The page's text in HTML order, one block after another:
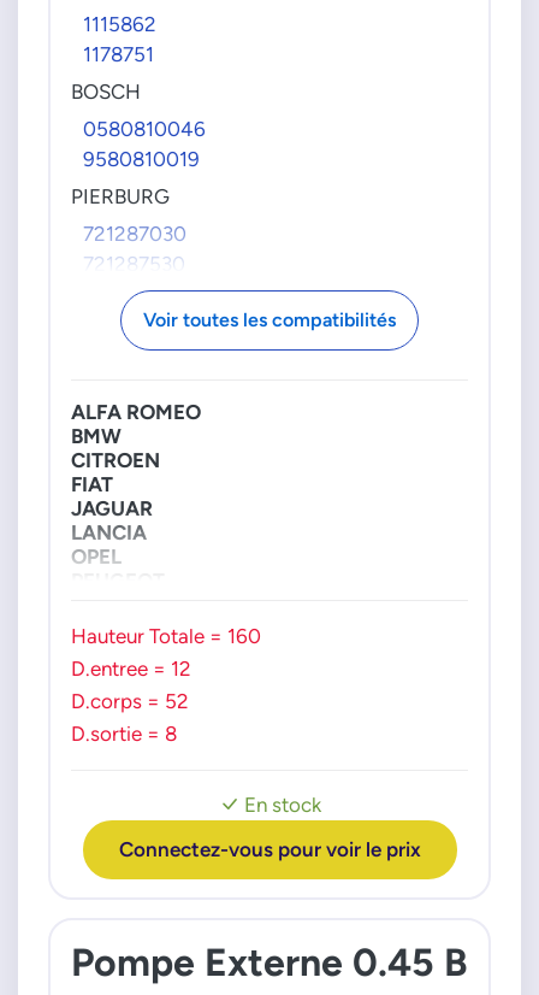
1115862
1178751
BOSCH
0580810046
9580810019
PIERBURG
721287030
721287530
Voir toutes les compatibilités
En stock
Connectez-vous pour voir le prix
ALFA ROMEO
BMW
CITROEN
FIAT
JAGUAR
LANCIA
OPEL
SEAT
VW
Hauteur Totale = 160
D.entree = 12
D.corps = 52
D.sortie = 8
Pompe Externe 0.45 B